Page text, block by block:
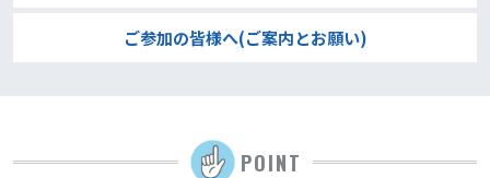
ご参加の皆様へ(ご案内とお願い)
POINT